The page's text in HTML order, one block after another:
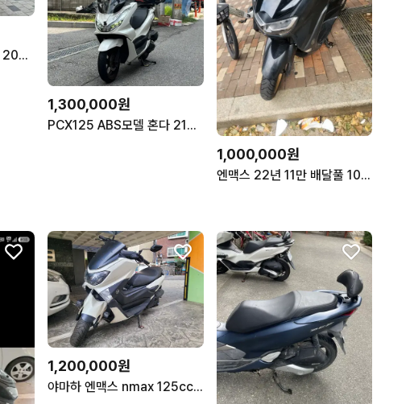
야마하 엔맥스125 ABS 20년식/ 대형 탑박스/ 실용적인 배달용 출퇴근용
1,300,000원
PCX125 ABS모델 혼다 21년식 배달셋팅 130만원
1,000,000원
엔맥스 22년 11만 배달풀 100만원 절충x
1,200,000원
야마하 엔맥스 nmax 125cc 스쿠터 팝니다